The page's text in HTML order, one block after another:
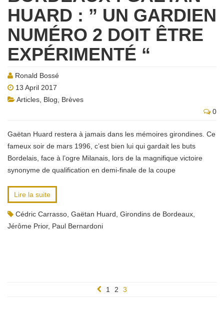
HUARD : ” UN GARDIEN
NUMÉRO 2 DOIT ÊTRE
EXPÉRIMENTÉ “
Ronald Bossé
13 April 2017
Articles Blog
Brèves
0
Gaëtan Huard restera à jamais dans les mémoires girondines. Ce
fameux soir de mars 1996, c’est bien lui qui gardait les buts
Bordelais, face à l’ogre Milanais, lors de la magnifique victoire
synonyme de qualification en demi-finale de la coupe
Lire la suite
Cédric Carrasso Gaëtan Huard Girondins de Bordeaux
Jérôme Prior, Paul Bernardoni
1 2 3